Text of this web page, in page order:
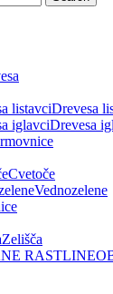
Drevesa
Drevesa
Cvetoče
Vednozelene
Zelišča